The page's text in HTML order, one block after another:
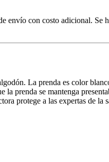
con costo adicional. Se
La prenda es color
prenda se mantenga
protege a las expertas de